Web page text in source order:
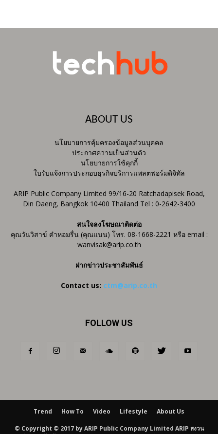
ABOUT US
นโยบายการคุ้มครองข้อมูลส่วนบุคคล
ประกาศความเป็นส่วนตัว
นโยบายการใช้คุกกี้
ใบรับแจ้งการประกอบธุรกิจบริการแพลตฟอร์มดิจิทัล
ARIP Public Company Limited 99/16-20 Ratchadapisek Road,
Din Daeng, Bangkok 10400 Thailand Tel : 0-2642-3400
สนใจลงโฆษณาติดต่อ
คุณวันวิสาข์ คำหอมรื่น (คุณแนน) โทร. 08-1668-2221 หรือ email :
wanvisak@arip.co.th
ฝากข่าวประชาสัมพันธ์
Contact us: ctm@arip.co.th
FOLLOW US
Trend How To Video Lifestyle About Us
© Copyright © 2017 by ARIP Public Company Limited ARIP สงวน